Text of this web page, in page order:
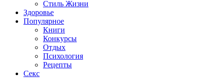
Стиль Жизни
Здоровье
Популярное
Книги
Конкурсы
Отдых
Психология
Рецепты
Секс